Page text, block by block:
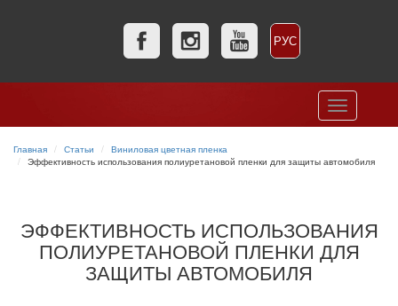
РУС
Toggle
navigation
Главная Статьи
Виниловая цветная пленка
Эффективность использования полиуретановой пленки для защиты автомобиля
ЭФФЕКТИВНОСТЬ ИСПОЛЬЗОВАНИЯ
ПОЛИУРЕТАНОВОЙ ПЛЕНКИ ДЛЯ
ЗАЩИТЫ АВТОМОБИЛЯ